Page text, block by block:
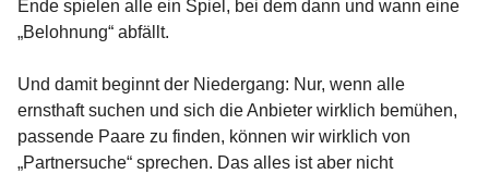
Ende spielen alle ein Spiel, bei dem dann und wann eine
„Belohnung“ abfällt.
Und damit beginnt der Niedergang: Nur, wenn alle
ernsthaft suchen und sich die Anbieter wirklich bemühen,
passende Paare zu finden, können wir wirklich von
„Partnersuche“ sprechen. Das alles ist aber nicht